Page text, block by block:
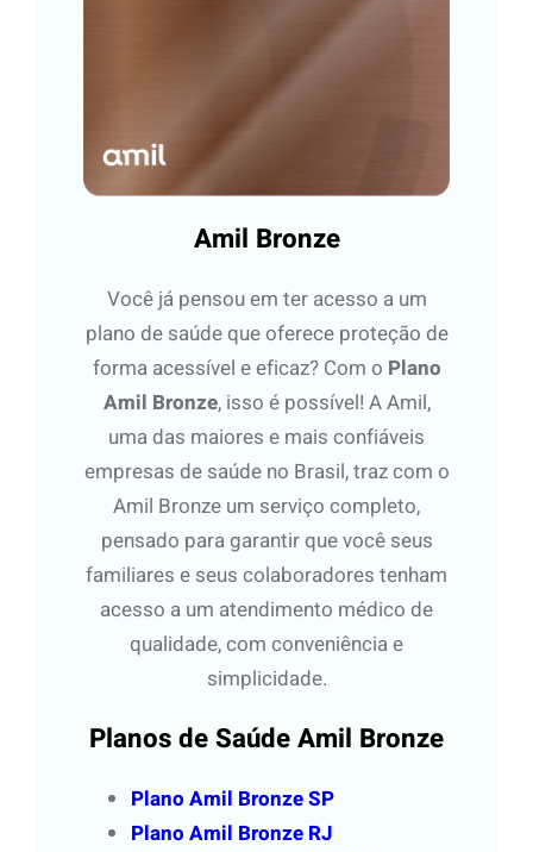
Amil Bronze
Você já pensou em ter acesso a um
plano de saúde que oferece proteção de
forma acessível e eficaz? Com o Plano
Amil Bronze, isso é possível! A Amil,
uma das maiores e mais confiáveis
empresas de saúde no Brasil, traz com o
Amil Bronze um serviço completo,
pensado para garantir que você seus
familiares e seus colaboradores tenham
acesso a um atendimento médico de
qualidade, com conveniência e
simplicidade.
Planos de Saúde Amil Bronze
Plano Amil Bronze SP
Plano Amil Bronze RJ